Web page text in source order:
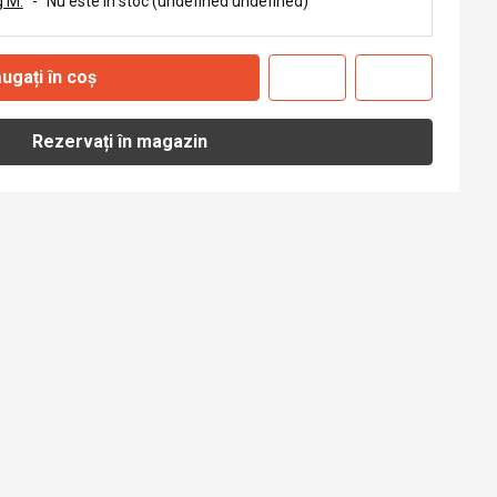
în coș
Rezervați în magazin